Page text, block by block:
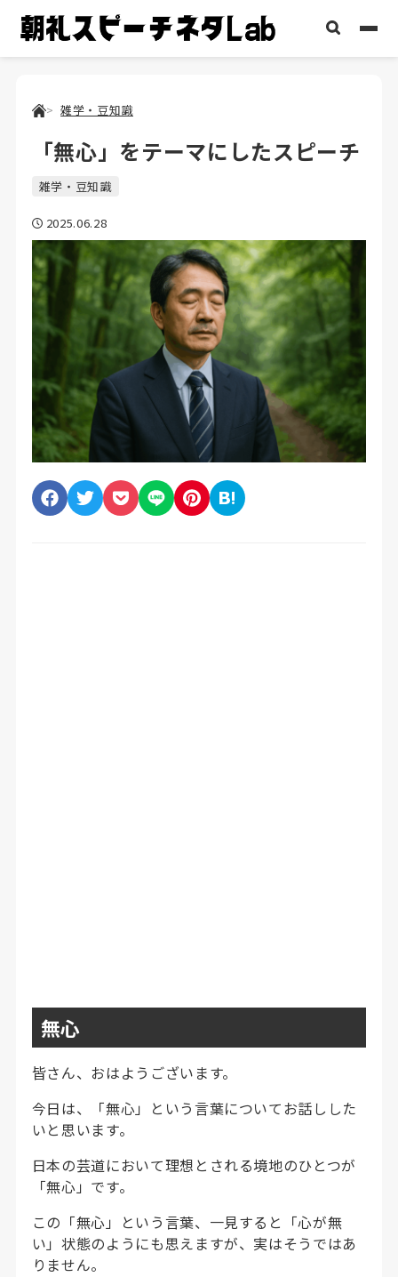
雑学・豆知識
「無心」をテーマにしたスピーチ
雑学・豆知識
2025.06.28
無心
皆さん、おはようございます。
今日は、「無心」という言葉についてお話しした
いと思います。
日本の芸道において理想とされる境地のひとつが
「無心」です。
この「無心」という言葉、一見すると「心が無
い」状態のようにも思えますが、実はそうではあ
りません。